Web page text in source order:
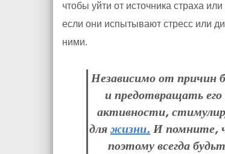
чтобы уйти от источника страха
если они испытывают стресс или
ними.
Независимо от причин
и предотвращать его
активности,
дляжизни. И помните,
поэтому всегда